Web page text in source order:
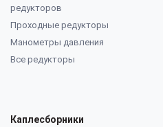
редукторов
Проходные редукторы
Манометры давления
Все редукторы
Каплесборники